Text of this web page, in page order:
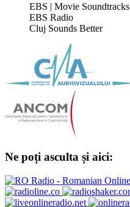
EBS | Movie Soundtracks
EBS Radio
Cluj Sounds Better
Ne poți asculta și aici: